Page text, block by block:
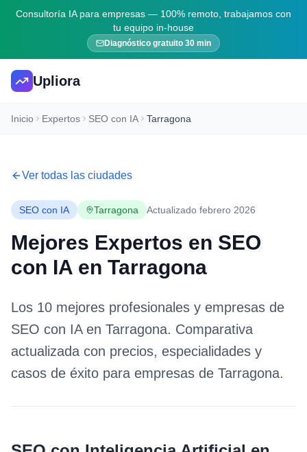
Consultoría IA para empresas — 100% remoto, trabajamos con
tu equipo in-house
Diagnóstico gratuito 30 min
Upliora
Inicio Expertos SEO con IA Tarragona
Ver todas las ciudades
SEO con IA Tarragona Actualizado febrero 2026
Mejores Expertos en SEO
con IA en Tarragona
Los 10 mejores profesionales y empresas de
SEO con IAen Tarragona. Comparativa
actualizada con precios, especialidades y
casos de éxito para empresas de Tarragona.